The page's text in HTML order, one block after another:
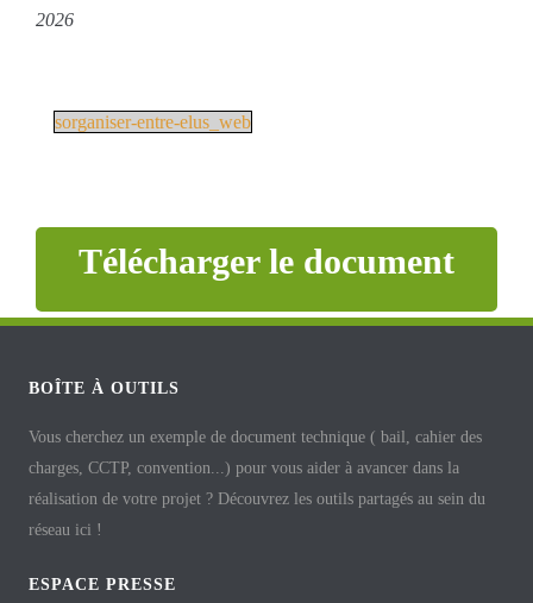
2026
sorganiser-entre-elus_web
Télécharger le document
BOÎTE À OUTILS
Vous cherchez un exemple de document technique ( bail, cahier des
charges, CCTP, convention...) pour vous aider à avancer dans la
réalisation de votre projet ? Découvrez les outils partagés au sein du
réseau ici !
ESPACE PRESSE